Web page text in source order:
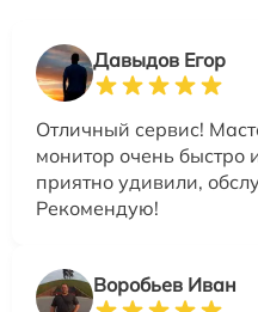
Давыдов Егор
Отличный сервис!
монитор очень быстро
приятно удивили,
Рекомендую!
Воробьев Иван